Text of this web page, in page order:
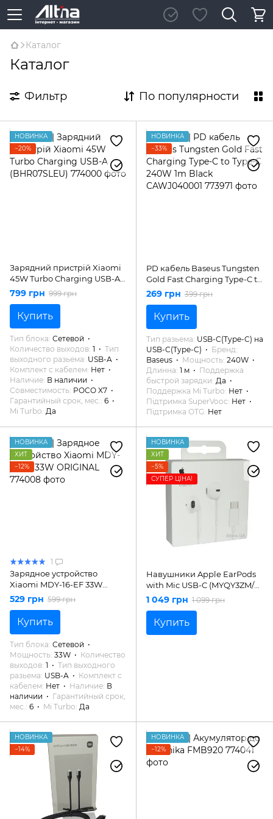
Каталог
Каталог
Фильтр По популярности
НОВИНКА
−20%
Зарядний пристрій Xiaomi
45W Turbo Charging USB-A
(BHR07SLEU)
799 грн 999 грн
Купить
Тип блока Сетевой
Количество выходов 1
Тип
выходного разьема USB-A
Комплект с кабелем Нет
Наличие В наличии
Совместимость POCO X7
Гарантийный срок, мес. 6
Mi Turbo Да
НОВИНКА
−33%
PD кабель Baseus Tungsten
Gold Fast Charging Type-C to
Type-C 240W 1m Black
CAWJ040001
269 грн 399 грн
Купить
Тип разьема USB-C(Type-C) на
USB-C(Type-C)
Бренд
Baseus
Мощность 240W
Длинна 1 м
Поддержка
быстрой зарядки Да
Поддержка Mi Turbo Нет
Підтримка SuperVooc Нет
Підтримка OTG Нет
НОВИНКА
ХИТ
−12%
1
Зарядное устройство
Xiaomi MDY-16-EF 33W
ORIGINAL
529 грн 599 грн
Купить
Тип блока Сетевой
Мощность 33W
Количество
выходов 1
Тип выходного
разьема USB-A
Комплект с
кабелем Нет Наличие В
наличии
Гарантийный срок,
мес. 6 Mi Turbo Да
НОВИНКА
ХИТ
−5%
СУПЕР ЦІНА!
Навушники Apple EarPods
with Mic USB-C (MYQY3ZM/A)
White
1 049 грн 1 099 грн
Купить
НОВИНКА
−14%
НОВИНКА
−12%